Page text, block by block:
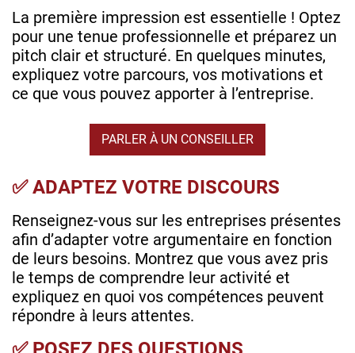
La première impression est essentielle ! Optez
pour une tenue professionnelle et préparez un
pitch clair et structuré. En quelques minutes,
expliquez votre parcours, vos motivations et
ce que vous pouvez apporter à l’entreprise.
PARLER À UN CONSEILLER
✅ ADAPTEZ VOTRE DISCOURS
Renseignez-vous sur les entreprises présentes
afin d’adapter votre argumentaire en fonction
de leurs besoins. Montrez que vous avez pris
le temps de comprendre leur activité et
expliquez en quoi vos compétences peuvent
répondre à leurs attentes.